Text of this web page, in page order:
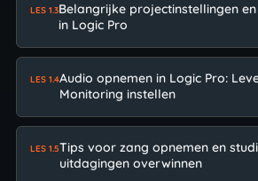
LES 1.3Belangrijke projectinstellingen
in Logic Pro
LES 1.4Audio opnemen in Logic Pro:
Monitoring instellen
LES 1.5Tips voor zang opnemen en
uitdagingen overwinnen